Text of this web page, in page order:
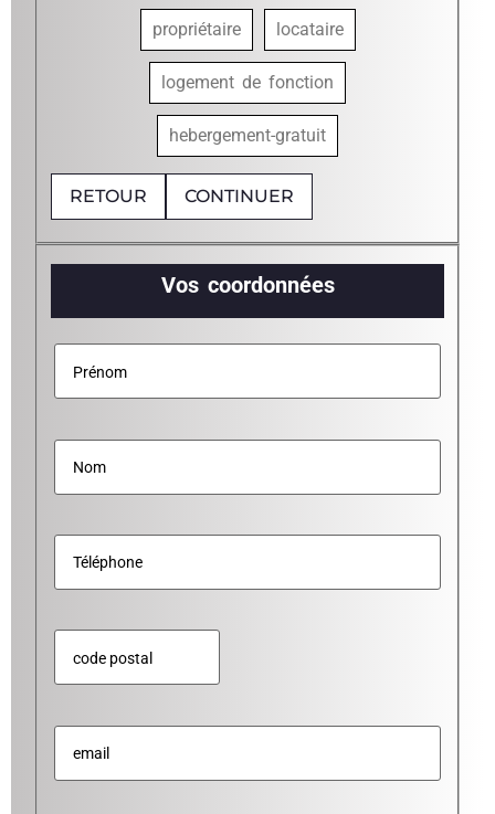
propriétaire locataire
logement de fonction
hebergement-gratuit
RETOUR CONTINUER
Vos coordonnées